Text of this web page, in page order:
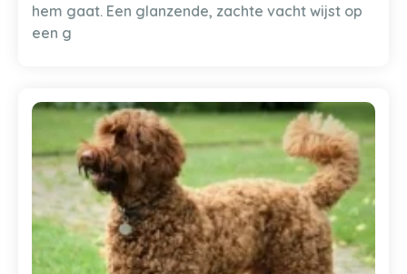
hem gaat. Een glanzende, zachte vacht wijst op
een g